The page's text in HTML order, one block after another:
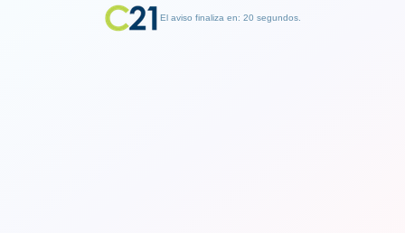
El aviso finaliza en: 19 segundos.